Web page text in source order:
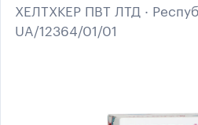
ХЕЛТХКЕР ПВТ ЛТД ·
UA/12364/01/01